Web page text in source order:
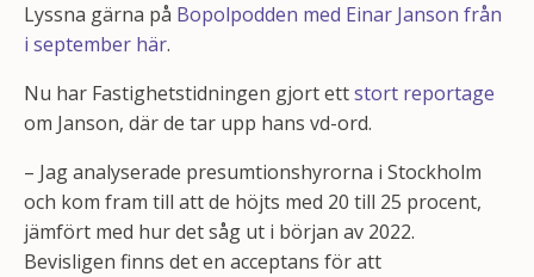
Lyssna gärna på Bopolpodden med Einar Janson från
i september här.
Nu har Fastighetstidningen gjort ettstort reportage
om Janson, där de tar upp hans vd-ord.
– Jag analyserade presumtionshyrorna i Stockholm
och kom fram till att de höjts med 20 till 25 procent,
jämfört med hur det såg ut i början av 2022.
Bevisligen finns det en acceptans för att